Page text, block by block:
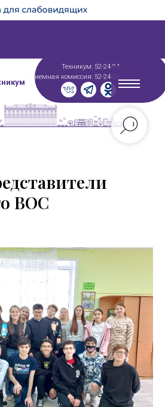
Техникум: 52-24-84
Приемная комиссия: 52-24-86
ВОС